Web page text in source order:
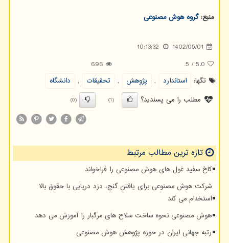
منبع:گروه هوش مصنوعی
1402/05/01
10:13:32
5.0
/
5
696
تگها:
استاندارد , پژوهش , تحقیقات ,
دانشگاه
مطلب را می پسندید؟
(1)
(0)
تازه ترین مطالب مرتبط
کاخ سفید غول های هوش مصنوعی را فراخواند
شرکت هوش مصنوعی برای یافتن گنج، دزد دریایی با حقوق بالا
استخدام می کند
هوش مصنوعی نحوه ساخت سلاح های مرگبار را آموزش می دهد
رتبه جهانی ایران در حوزه پژوهش هوش مصنوعی